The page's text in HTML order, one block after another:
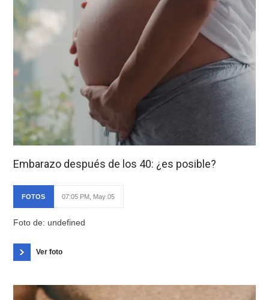
Embarazo después de los 40: ¿es posible?
FOTOS 07:05 PM, May 05
Foto de: undefined
Ver foto